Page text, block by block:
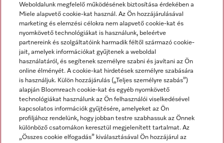
Hírlevél
Miele a YouTube-on
Miele a Facebookon
Miele az Instagramon
Weboldalunk megfelelő működésének biztosítása érdekében a
Miele alapvető cookie-kat használ. Az Ön hozzájárulásával
marketing és elemzési célokra nem alapvető cookie-kat és
nyomkövető technológiákat is használunk, beleértve
partnereink és szolgáltatóink harmadik féltől származó cookie-
jait, amelyek információkat gyűjtenek a weboldal
használatáról, és segítenek személyre szabni és javítani az Ön
online élményét. A cookie-kat hirdetések személyre szabására
is használjuk. Külön hozzájárulás („Teljes személyre szabás”)
alapján Bloomreach cookie-kat és egyéb nyomkövető
technológiákat használunk az Ön felhasználói viselkedésével
kapcsolatos információk gyűjtésére, amelyeket az Ön
profiljához rendelünk, hogy jobban testre szabhassuk az Önnek
különböző csatornákon keresztül megjelenített tartalmat. Az
„Összes cookie elfogadás” kiválasztásával Ön hozzájárul az